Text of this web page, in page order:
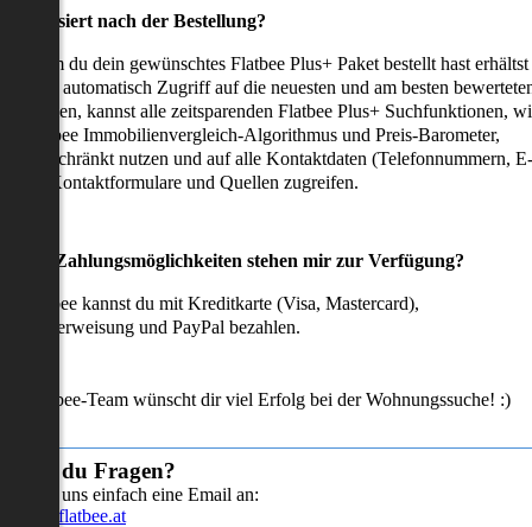
passiert nach der Bestellung?
du dein gewünschtes Flatbee Plus+ Paket bestellt hast erhältst
sofort automatisch Zugriff auf die neuesten und am besten
kannst alle zeitsparenden Flatbee Plus+ Suchfunktionen,
Flatbee Immobilienvergleich-Algorithmus und Preis-Barometer,
nutzen und auf alle Kontaktdaten (Telefonnummern, E-
Kontaktformulare und Quellen zugreifen.
Zahlungsmöglichkeiten stehen mir zur Verfügung?
Flatbee kannst du mit Kreditkarte (Visa, Mastercard),
und PayPal bezahlen.
Flatbee-Team wünscht dir viel Erfolg bei der Wohnungssuche! :)
Hast du Fragen?
Sende uns einfach eine Email an:
info@flatbee.at